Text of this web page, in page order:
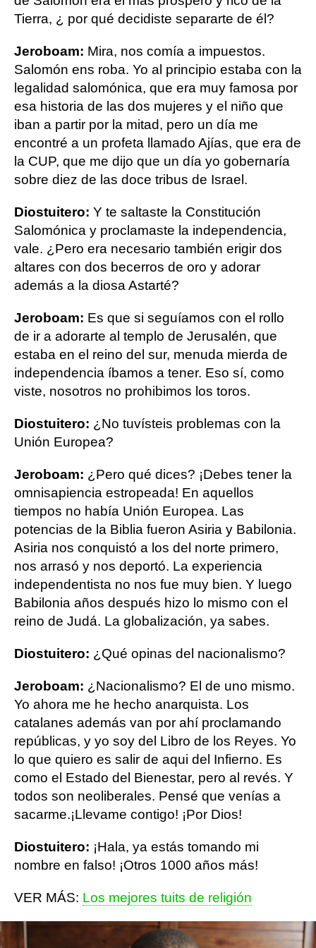
Tierra, ¿ por qué decidiste separarte de él?
Jeroboam: Mira, nos comía a impuestos.
Salomón ens roba. Yo al principio estaba con la
legalidad salomónica, que era muy famosa por
esa historia de las dos mujeres y el niño que
iban a partir por la mitad, pero un día me
encontré a un profeta llamado Ajías, que era de
la CUP, que me dijo que un día yo gobernaría
sobre diez de las doce tribus de Israel.
Diostuitero: Y te saltaste la Constitución
Salomónica y proclamaste la independencia,
vale. ¿Pero era necesario también erigir dos
altares con dos becerros de oro y adorar
además a la diosa Astarté?
Jeroboam: Es que si seguíamos con el rollo
de ir a adorarte al templo de Jerusalén, que
estaba en el reino del sur, menuda mierda de
independencia íbamos a tener. Eso sí, como
viste, nosotros no prohibimos los toros.
Diostuitero: ¿No tuvísteis problemas con la
Unión Europea?
Jeroboam: ¿Pero qué dices? ¡Debes tener la
omnisapiencia estropeada! En aquellos
tiempos no había Unión Europea. Las
potencias de la Biblia fueron Asiria y Babilonia.
Asiria nos conquistó a los del norte primero,
nos arrasó y nos deportó. La experiencia
independentista no nos fue muy bien. Y luego
Babilonia años después hizo lo mismo con el
reino de Judá. La globalización, ya sabes.
Diostuitero: ¿Qué opinas del nacionalismo?
Jeroboam: ¿Nacionalismo? El de uno mismo.
Yo ahora me he hecho anarquista. Los
catalanes además van por ahí proclamando
repúblicas, y yo soy del Libro de los Reyes. Yo
lo que quiero es salir de aqui del Infierno. Es
como el Estado del Bienestar, pero al revés. Y
todos son neoliberales. Pensé que venías a
sacarme.¡Llevame contigo! ¡Por Dios!
Diostuitero: ¡Hala, ya estás tomando mi
nombre en falso! ¡Otros 1000 años más!
VER MÁS: Los mejores tuits de religión
VER MÁS: Las mejores cartas de San Pablo